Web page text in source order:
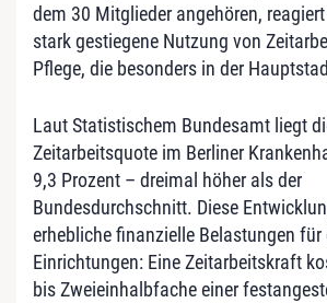
dem 30 Mitglieder angehören,
stark gestiegene Nutzung von
Pflege, die besonders in der
Laut Statistischem Bundesamt liegt
Zeitarbeitsquote im Berliner
9,3 Prozent – dreimal höher als der
Bundesdurchschnitt. Diese
erhebliche finanzielle Belastungen für
Einrichtungen: Eine Zeitarbeitskraft
bis Zweieinhalbfache einer